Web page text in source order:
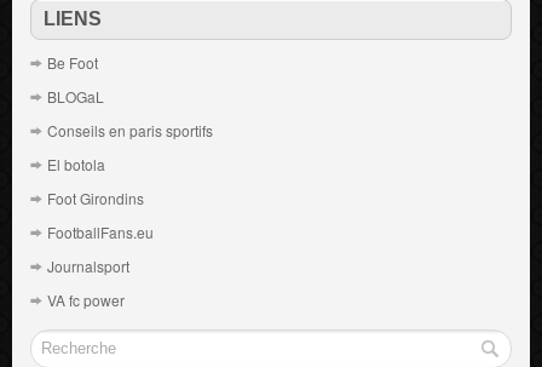
LIENS
Be Foot
BLOGaL
Conseils en paris sportifs
El botola
Foot Girondins
FootballFans.eu
Journalsport
VA fc power